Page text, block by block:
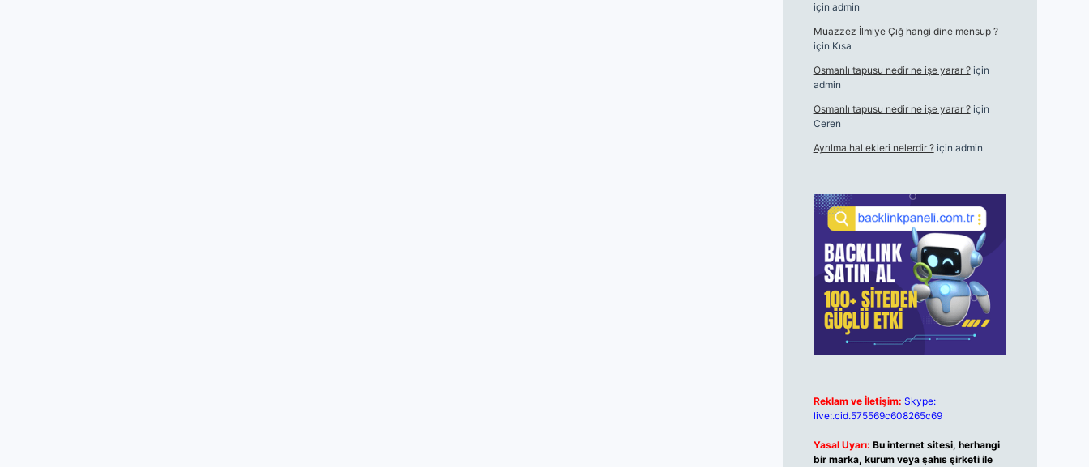
için admin
Muazzez İlmiye Çığ hangi dine mensup ?
için Kısa
Osmanlı tapusu nedir ne işe yarar ?için
admin
Osmanlı tapusu nedir ne işe yarar ?için
Ceren
Ayrılma hal ekleri nelerdir ?için admin
Reklam ve İletişim: Skype:
live:.cid.575569c608265c69
Yasal Uyarı: Bu internet sitesi, herhangi
bir marka, kurum veya şahıs şirketi ile